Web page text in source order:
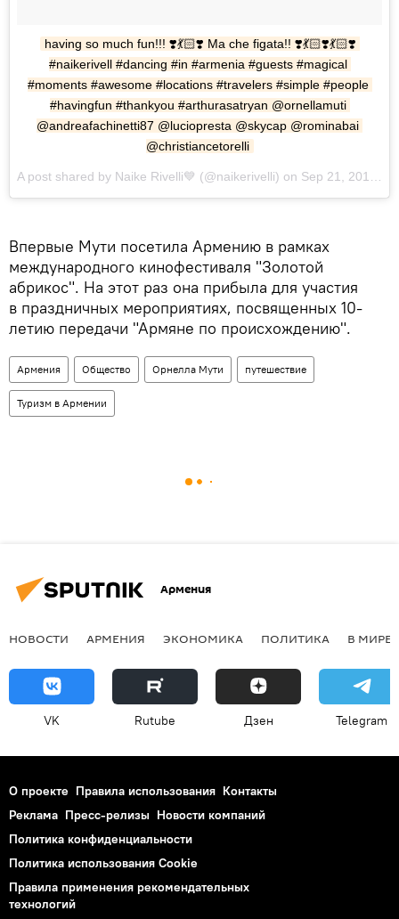
having so much fun!!! ❣️💃🏻❣️ Ma che figata!! ❣️💃🏻❣️💃🏻❣️
#naikerivell #dancing #in #armenia #guests #magical
#moments #awesome #locations #travelers #simple #people
#havingfun #thankyou #arthurasatryan @ornellamuti
@andreafachinetti87 @luciopresta @skycap @rominabai
@christiancetorelli
Впервые Мути посетила Армению в рамках
международного кинофестиваля "Золотой
абрикос". На этот раз она прибыла для участия
в праздничных мероприятиях, посвященных 10-
летию передачи "Армяне по происхождению".
Армения Общество Орнелла Мути путешествие
Туризм в Армении
Армения
НОВОСТИ АРМЕНИЯ ЭКОНОМИКА ПОЛИТИКА В МИРЕ
VK Rutube Дзен Telegram
О проекте Правила использования Контакты
Реклама Пресс-релизы Новости компаний
Политика конфиденциальности
Политика использования Cookie
Правила применения рекомендательных
технологий